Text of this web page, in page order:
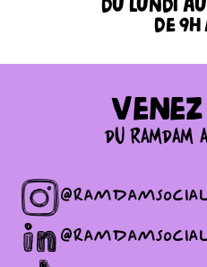
du lundi
de 9h
du